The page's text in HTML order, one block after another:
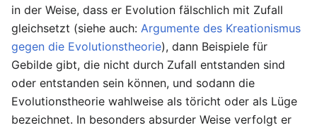
in der Weise, dass er Evolution fälschlich mit Zufall
gleichsetzt (siehe auch: Argumente des Kreationismus
gegen die Evolutionstheorie), dann Beispiele für
Gebilde gibt, die nicht durch Zufall entstanden sind
oder entstanden sein können, und sodann die
Evolutionstheorie wahlweise als töricht oder als Lüge
bezeichnet. In besonders absurder Weise verfolgt er